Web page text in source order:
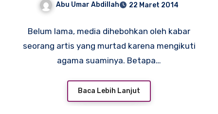
Abu Umar Abdillah 22 Maret 2014
Belum lama, media dihebohkan oleh kabar
seorang artis yang murtad karena mengikuti
agama suaminya. Betapa…
Baca Lebih Lanjut